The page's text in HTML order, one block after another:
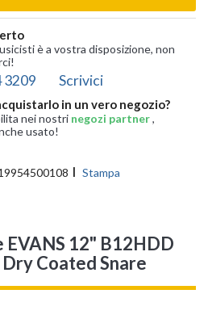
è a vostra disposizione, non
3209 Scrivici
in un vero negozio?
nei nostri negozi partner,
usato!
Stampa
12" B12HDD
Coated Snare